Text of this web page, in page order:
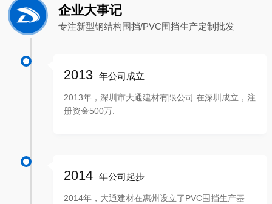
企业大事记
专注新型钢结构围挡/PVC围挡生产定制批发
2013 年公司成立
2013年，深圳市大通建材有限公司 在深圳成立，注
册资金500万.
2014 年公司起步
2014年，大通建材在惠州设立了PVC围挡生产基